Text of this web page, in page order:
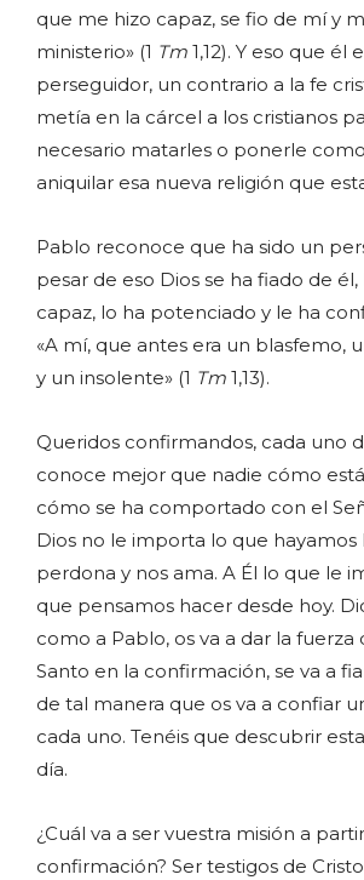
que me hizo capaz, se fio de mí y
ministerio» (1 Tm 1,12). Y eso que él
perseguidor, un contrario a la fe
metía en la cárcel a los cristianos
necesario matarles o ponerle
aniquilar esa nueva religión que
Pablo reconoce que ha sido un
pesar de eso Dios se ha fiado de
capaz, lo ha potenciado y le ha
«A mí, que antes era un blasfemo,
y un insolente» (1 Tm 1,13).
Queridos confirmandos, cada uno
conoce mejor que nadie cómo
cómo se ha comportado con el
Dios no le importa lo que hayamos
perdona y nos ama. A Él lo que le
que pensamos hacer desde hoy.
como a Pablo, os va a dar la fuerza
Santo en la confirmación, se va a
de tal manera que os va a confiar
cada uno. Tenéis que descubrir
día.
¿Cuál va a ser vuestra misión a
confirmación? Ser testigos de